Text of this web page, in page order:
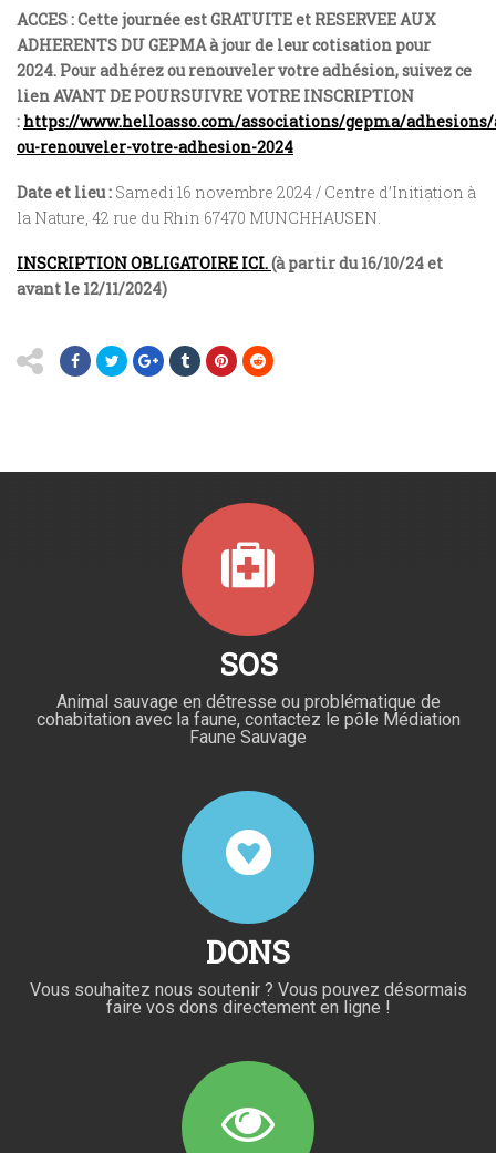
ACCES :Cette journée est GRATUITE et RESERVEE AUX
ADHERENTS DU GEPMA à jour de leur cotisation pour
2024. Pour adhérez ou renouveler votre adhésion, suivez ce
lien AVANT DE POURSUIVRE VOTRE INSCRIPTION
: https://www.helloasso.com/associations/gepma/
ou-renouveler-votre-adhesion-2024
Date et lieu : Samedi 16 novembre 2024 / Centre d’Initiation à
la Nature, 42 rue du Rhin 67470 MUNCHHAUSEN.
INSCRIPTION OBLIGATOIRE ICI.(à partir du 16/10/24 et
avant le 12/11/2024)
SOS
Animal sauvage en détresse ou problématique de
cohabitation avec la faune, contactez le pôle Médiation
Faune Sauvage
DONS
Vous souhaitez nous soutenir ? Vous pouvez désormais
faire vos dons directement en ligne !